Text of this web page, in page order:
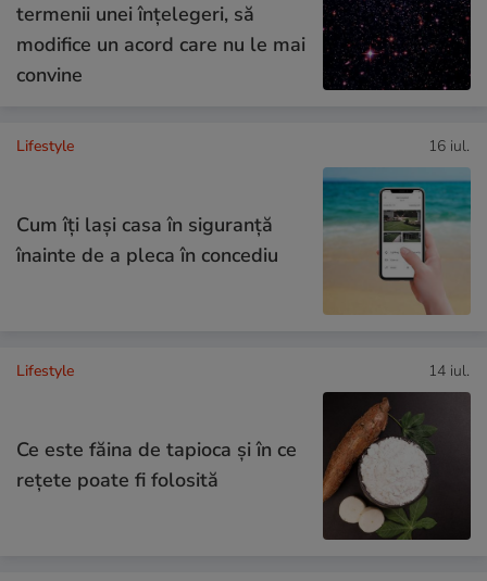
termenii unei înțelegeri, să
modifice un acord care nu le mai
convine
Lifestyle 16 iul.
Cum îţi laşi casa în siguranţă
înainte de a pleca în concediu
Lifestyle 14 iul.
Ce este făina de tapioca și în ce
rețete poate fi folosită